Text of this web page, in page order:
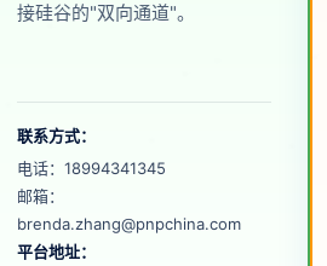
接硅谷的"双向通道"。
联系方式：
电话： 18994341345
邮箱：
brenda.zhang@pnpchina.com
平台地址：